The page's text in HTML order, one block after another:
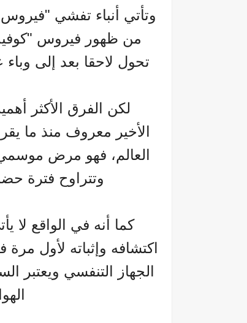
تحول لاحقا بعد إلى وباء
العالم، فهو مرض
وتتراوح فترة حضانة
كما أنه في الواقع لا
الجهاز التنفسي ويعتبر